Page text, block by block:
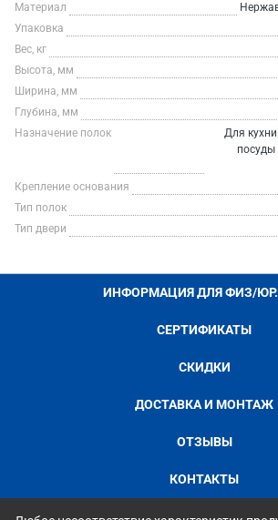
Материал
Упаковка
Вес, кг
Высота, мм
Ширина, мм
Глубина, мм
Назначение полок
Для
Крепление основания
Тип полок
Тип двери
ИНФОРМАЦИЯ ДЛЯ ФИЗ/
СЕРТИФИКАТЫ
СКИДКИ
ДОСТАВКА И МОНТАЖ
ОТЗЫВЫ
КОНТАКТЫ